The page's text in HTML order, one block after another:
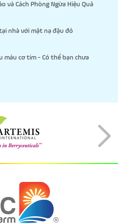
và Cách Phòng Ngừa Hiệu Quả
nhà với mặt nạ đậu đỏ
máu cơ tim - Có thể bạn chưa